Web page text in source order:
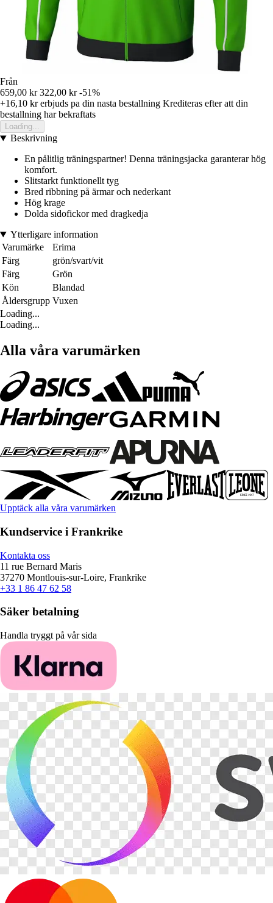
Från
659,00 kr 322,00 kr -51%
+16,10 krerbjuds pa din nasta bestallning Krediteras efter att din
bestallning har bekraftats
Loading...
Beskrivning
En pålitlig träningspartner! Denna träningsjacka garanterar hög
komfort.
Slitstarkt funktionellt tyg
Bred ribbning på ärmar och nederkant
Hög krage
Dolda sidofickor med dragkedja
Ytterligare information
Varumärke
Erima
Färg
grön/svart/vit
Färg
Grön
Kön
Blandad
Åldersgrupp Vuxen
Loading...
Loading...
Alla våra varumärken
Upptäck alla våra varumärken
Kundservice i Frankrike
Kontakta oss
11 rue Bernard Maris
37270 Montlouis-sur-Loire, Frankrike
+33 1 86 47 62 58
Säker betalning
Handla tryggt på vår sida